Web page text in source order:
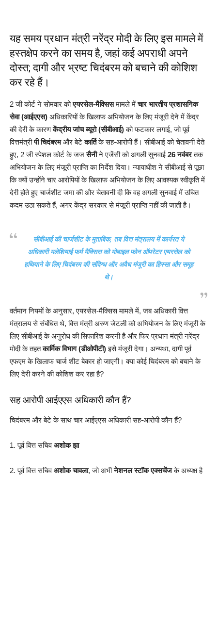
यह समय प्रधान मंत्री नरेंद्र मोदी के लिए इस मामले में
हस्तक्षेप करने का समय है, जहां कई अपराधी अपने
दोस्त; दागी और भ्रष्ट चिदंबरम को बचाने की कोशिश
कर रहे हैं।
2 जी कोर्ट ने सोमवार कोएयरसेल-मैक्सिसमामले मेंचार भारतीय प्रशासनिक
सेवा (आईएएस) अधिकारियों के खिलाफ अभियोजन के लिए मंजूरी देने में केंद्र
की देरी के कारणकेंद्रीय जांच ब्यूरो (सीबीआई)को फटकार लगाई, जो पूर्व
वित्तमंत्रीपी चिदंबरमऔर बेटेकार्तिके सह-आरोपी हैं। सीबीआई को चेतावनी देते
हुए, 2 जी स्पेशल कोर्ट के जजसैनीने एजेंसी को अगली सुनवाई 26 नवंबरतक
अभियोजन के लिए मंजूरी प्राप्ति का निर्देश दिया। न्यायाधीश ने सीबीआई से पूछा
कि क्यों उन्होंने चार आरोपियों के खिलाफ अभियोजन के लिए आवश्यक स्वीकृति में
देरी होते हुए चार्जशीट जमा की और चेतावनी दी कि वह अगली सुनवाई में उचित
कदम उठा सकते हैं, अगर केंद्र सरकार से मंजूरी प्राप्ति नहीं की जाती है।
सीबीआई की चार्जशीट के मुताबिक, तब वित्त मंत्रालय में कार्यरत ये
अधिकारी मलेशियाई फर्ममैक्सिसको मोबाइल फोन ऑपरेटर एयरसेल को
हथियाने के लिए चिदंबरम की संदिग्ध और अवैध मंजूरी का हिस्सा और समूह
थे।
वर्तमान नियमों के अनुसार, एयरसेल-मैक्सिस मामले में, जब अधिकारी वित्त
मंत्रालय से संबंधित थे, वित्त मंत्री अरुण जेटली को अभियोजन के लिए मंजूरी के
लिए सीबीआई के अनुरोध की सिफारिश करनी है और फिर प्रधान मंत्री नरेंद्र
मोदी के तहतकार्मिक विभाग (डीओपीटी)इसे मंजूरी देगा। अन्यथा, दागी पूर्व
एफएम के खिलाफ चार्ज शीट बेकार हो जाएगी। क्या कोई चिदंबरम को बचाने के
लिए देरी करने की कोशिश कर रहा है?
सह आरोपी आईएएस अधिकारी कौन हैं?
चिदंबरम और बेटे के साथ चार आईएएस अधिकारी सह-आरोपी कौन हैं?
1. पूर्व वित्त सचिवअशोक झा
2. पूर्व वित्त सचिवअशोक चावला, जो अभीनेशनल स्टॉक एक्सचेंजके अध्यक्ष है